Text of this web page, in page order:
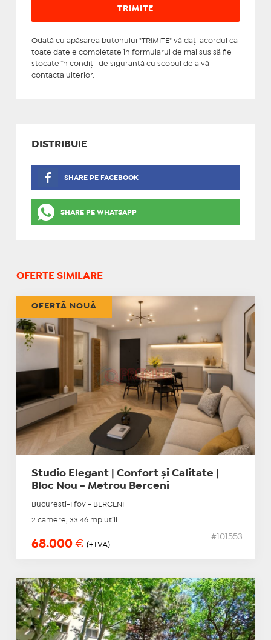
Odată cu apăsarea butonului "TRIMITE" vă daţi acordul ca
toate datele completate în formularul de mai sus să fie
stocate în condiţii de siguranţă cu scopul de a vă
contacta ulterior.
DISTRIBUIE
SHARE PE FACEBOOK
SHARE PE WHATSAPP
OFERTE SIMILARE
Studio Elegant | Confort și Calitate |
Bloc Nou - Metrou Berceni
Bucuresti-Ilfov - BERCENI
2 camere, 33.46 mp utili
68.000 € (+TVA)
#101553
OFERTĂ NOUĂ